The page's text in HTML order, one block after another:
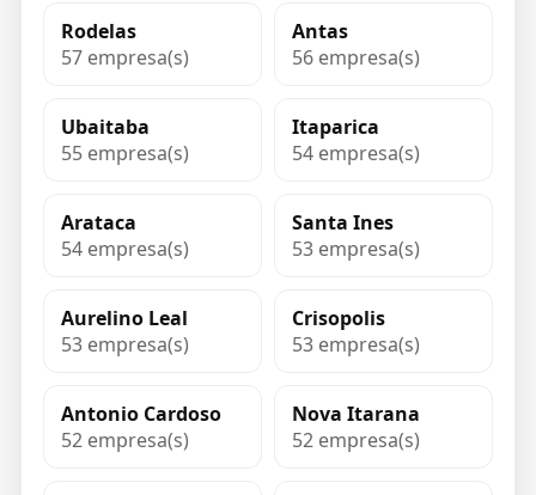
Rodelas
57 empresa(s)
Antas
56 empresa(s)
Ubaitaba
55 empresa(s)
Itaparica
54 empresa(s)
Arataca
54 empresa(s)
Santa Ines
53 empresa(s)
Aurelino Leal
53 empresa(s)
Crisopolis
53 empresa(s)
Antonio Cardoso
52 empresa(s)
Nova Itarana
52 empresa(s)